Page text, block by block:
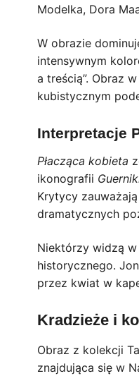
Modelka, Dora
W obrazie
intensywnym
a treścią”. Obraz
kubistycznym
Interpretacje
Płacząca kobieta
ikonografii
Krytycy
dramatycznych
Niektórzy widzą
historycznego.
przez kwiat w
Kradzieże i
Obraz z kolekcji
znajdująca się w